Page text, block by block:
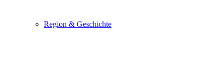
Region & Geschichte